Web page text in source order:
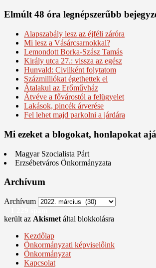
Elmúlt 48 óra legnépszerűbb
Alapszabály lesz az éjféli záróra
Mi lesz a Vásárcsarnokkal?
Lemondott Borka-Szász Tamás
Király utca 27.: vissza az egész
Hunvald: Civilként folytatom
Százmilliókat égethettek el
Átalakul az Erőművház
Átvéve a fővárostól a felügyelet
Lakások, pincék árverése
Fel lehet majd parkolni a járdára
Mi ezeket a blogokat, honlapokat
Magyar Szocialista Párt
Erzsébetváros Önkormányzata
Archívum
Archívum
került az Akismet által blokkolásra
Kezdőlap
Önkormányzati képviselőink
Önkormányzat
Kapcsolat